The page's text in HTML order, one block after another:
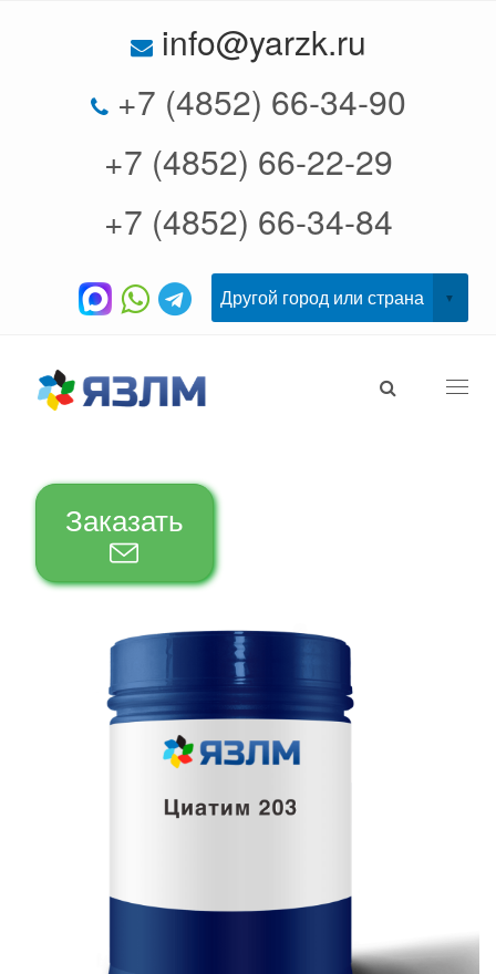
info@yarzk.ru
+7 (4852) 66-34-90
+7 (4852) 66-22-29
+7 (4852) 66-34-84
Заказать